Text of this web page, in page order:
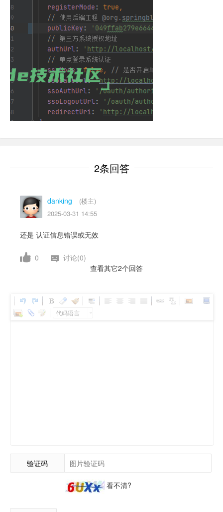
2条回答
danking
(楼主)
2025-03-31 14:55
还是 认证信息错误或无效
0
讨论(0)
查看其它2个回答
代码语言
验证码
看不清?